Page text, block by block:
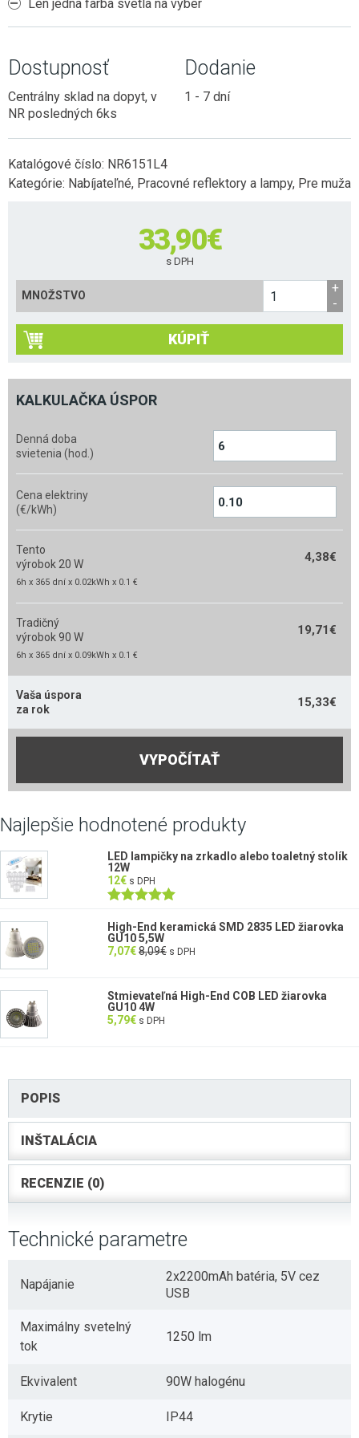
Len jedna farba svetla na výber
Dostupnosť
Centrálny sklad na dopyt, v
NR posledných 6ks
Dodanie
1 - 7 dní
Katalógové číslo: NR6151L4
Kategórie: Nabíjateľné, Pracovné reflektory a lampy, Pre muža
33,90€
s DPH
MNOŽSTVO
KÚPIŤ
KALKULAČKA ÚSPOR
Denná doba
svietenia (hod.)
Cena elektriny
(€/kWh)
Tento
výrobok 20 W
4,38€
6h x 365 dní x 0.02kWh x 0.1 €
Tradičný
výrobok 90 W
19,71 €
6h x 365 dní x 0.09kWh x 0.1 €
Vaša úspora
za rok
15,33€
VYPOČÍTAŤ
Najlepšie hodnotené produkty
LED lampičky na zrkadlo alebo toaletný stolík
12W
12€ s DPH
5.00z 5
High-End keramická SMD 2835 LED žiarovka
GU10 5,5W
7,07€8,09€ s DPH
Stmievateľná High-End COB LED žiarovka
GU10 4W
5,79€ s DPH
POPIS
INŠTALÁCIA
RECENZIE (0)
Technické parametre
Napájanie
2x2200mAh batéria, 5V cez
USB
Maximálny svetelný
tok
1250 lm
Ekvivalent 90W halogénu
Krytie IP44